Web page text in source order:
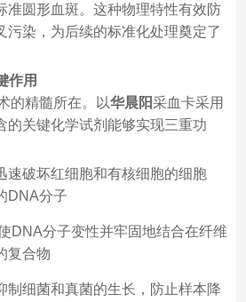
准圆形血斑。这种物理特性有效防
污染，为后续的标准化处理奠定了
作用
的精髓所在。以华晨阳采血卡采用
的关键化学试剂能够实现三重功
速破坏红细胞和有核细胞的细胞
DNA分子
使DNA分子变性并牢固地结合在纤维
复合物
制细菌和真菌的生长，防止样本降